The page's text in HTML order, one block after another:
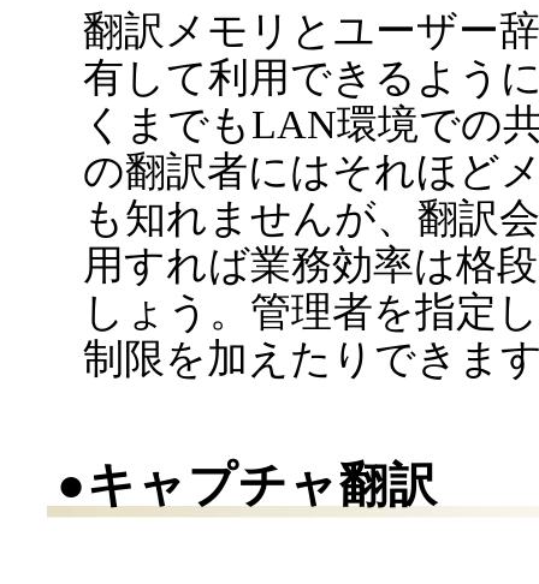
翻訳メモリとユーザー
有して利用できるよう
くまでもLAN環境での
の翻訳者にはそれほど
も知れませんが、翻訳
用すれば業務効率は格
しょう。管理者を指定
制限を加えたりできま
●キャプチャ翻訳